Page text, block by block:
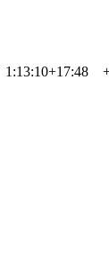
1:13:10+17:48